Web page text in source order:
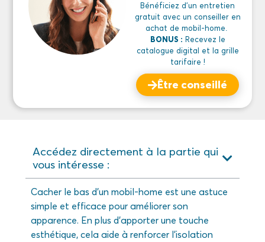
Bénéficiez d’un entretien
gratuit avec un conseiller en
achat de mobil-home.
BONUS : Recevez le
catalogue digital et la grille
tarifaire !
Être conseillé
Accédez directement à la partie qui
vous intéresse :
Cacher le bas d’un mobil-home est une astuce
simple et efficace pour améliorer son
apparence. En plus d’apporter une touche
esthétique, cela aide à renforcer l’isolation